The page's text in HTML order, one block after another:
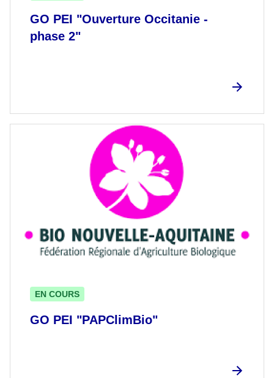
GO PEI "Ouverture Occitanie -
phase 2"
GO PEI "PAPClimBio"
EN COURS